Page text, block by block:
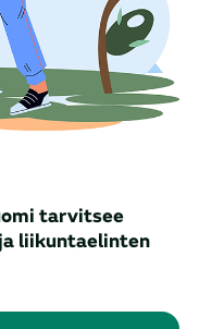
tarvitsee
liikuntaelinten